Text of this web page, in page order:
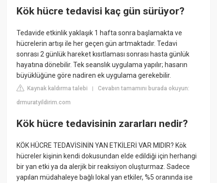
Kök hücre tedavisi kaç gün sürüyor?
Tedavide etkinlik yaklaşık 1 hafta sonra başlamakta ve
hücrelerin artışı ile her geçen gün artmaktadır. Tedavi
sonrası 2 günlük hareket kısıtlaması sonrası hasta günlük
hayatına dönebilir. Tek seanslık uygulama yapılır; hasarın
büyüklüğüne göre nadiren ek uygulama gerekebilir.
Kaynak kaldırma talebi |Cevabın tamamını burada okuyun:
drmuratyildirim.com
Kök hücre tedavisinin zararları nedir?
KÖK HÜCRE TEDAVİSİNİN YAN ETKİLERİ VAR MIDIR? Kök
hücreler kişinin kendi dokusundan elde edildiği için herhangi
bir yan etki ya da alerjik bir reaksiyon oluşturmaz. Sadece
yapılan müdahaleye bağlı lokal yan etkiler, %5 oranında ise